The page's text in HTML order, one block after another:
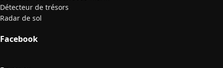
Détecteur de trésors
Radar de sol
Facebook